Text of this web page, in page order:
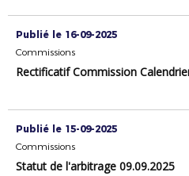
Publié le 16-09-2025
Commissions
Rectificatif Commission
Publié le 15-09-2025
Commissions
Statut de l'arbitrage 09.09.2025